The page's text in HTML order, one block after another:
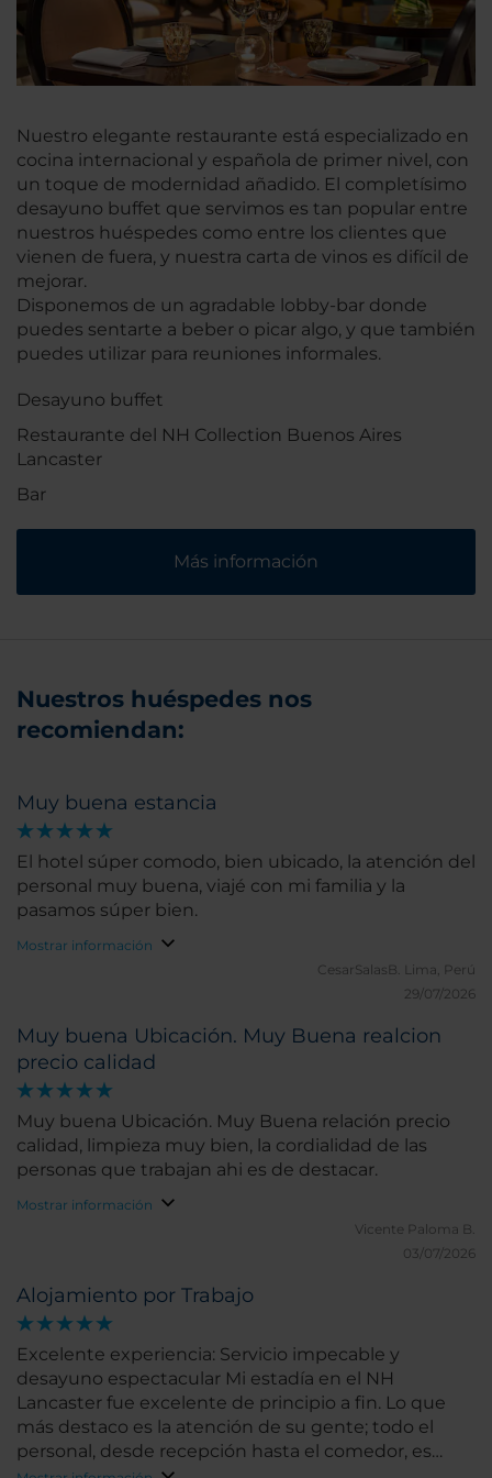
Nuestro elegante restaurante está especializado en
cocina internacional y española de primer nivel, con
un toque de modernidad añadido. El completísimo
desayuno buffet que servimos es tan popular entre
nuestros huéspedes como entre los clientes que
vienen de fuera, y nuestra carta de vinos es difícil de
mejorar.
Disponemos de un agradable lobby-bar donde
puedes sentarte a beber o picar algo, y que también
puedes utilizar para reuniones informales.
Desayuno buffet
Restaurante del NH Collection Buenos Aires
Lancaster
Bar
Más información
Nuestros huéspedes nos
recomiendan:
Muy buena estancia
El hotel súper comodo, bien ubicado, la atención del
personal muy buena, viajé con mi familia y la
pasamos súper bien.
Mostrar información
CesarSalasB.
Lima, Perú
29/07/2026
Muy buena Ubicación. Muy Buena realcion
precio calidad
Muy buena Ubicación. Muy Buena relación precio
calidad, limpieza muy bien, la cordialidad de las
personas que trabajan ahi es de destacar.
Mostrar información
Vicente Paloma B.
03/07/2026
Alojamiento por Trabajo
Excelente experiencia: Servicio impecable y
desayuno espectacular Mi estadía en el NH
Lancaster fue excelente de principio a fin. Lo que
más destaco es la atención de su gente; todo el
personal, desde recepción hasta el comedor, es